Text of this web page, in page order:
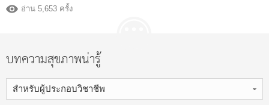
อ่าน 5,653 ครั้ง
บทความสุขภาพน่ารู้
สำหรับผู้ประกอบวิชาชีพ